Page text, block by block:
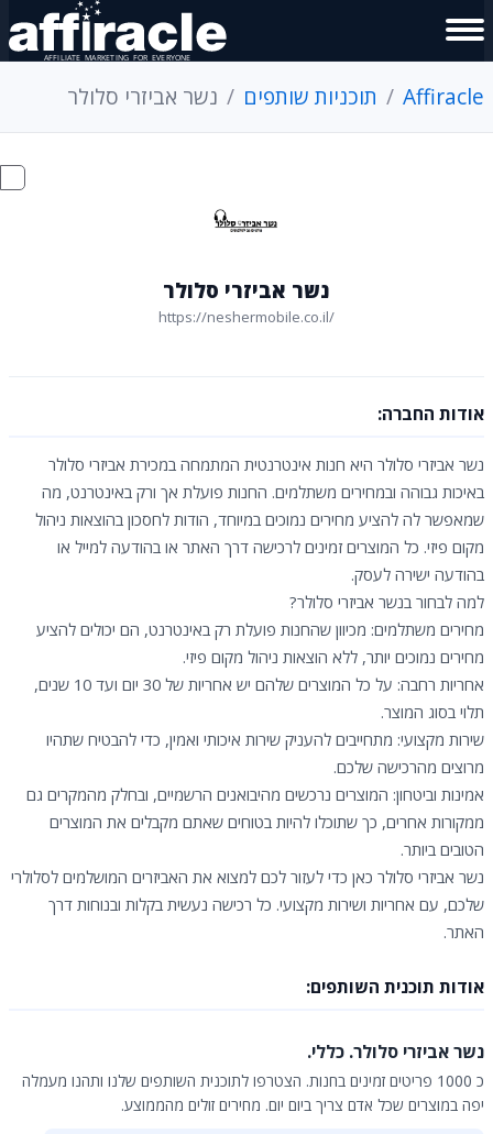
Affiracle תוכניות שותפים נשר אביזרי סלולר
נשר אביזרי סלולר
https://neshermobile.co.il/
אודות החברה:
נשר אביזרי סלולר היא חנות אינטרנטית המתמחה במכירת אביזרי סלולר
באיכות גבוהה ובמחירים משתלמים. החנות פועלת אך ורק באינטרנט, מה
שמאפשר לה להציע מחירים נמוכים במיוחד, הודות לחסכון בהוצאות ניהול
מקום פיזי. כל המוצרים זמינים לרכישה דרך האתר או בהודעה למייל או
בהודעה ישירה לעסק.
למה לבחור בנשר אביזרי סלולר?
מחירים משתלמים: מכיוון שהחנות פועלת רק באינטרנט, הם יכולים להציע
מחירים נמוכים יותר, ללא הוצאות ניהול מקום פיזי.
אחריות רחבה: על כל המוצרים שלהם יש אחריות של 30 יום ועד 10 שנים,
תלוי בסוג המוצר.
שירות מקצועי: מתחייבים להעניק שירות איכותי ואמין, כדי להבטיח שתהיו
מרוצים מהרכישה שלכם.
אמינות וביטחון: המוצרים נרכשים מהיבואנים הרשמיים, ובחלק מהמקרים גם
ממקורות אחרים, כך שתוכלו להיות בטוחים שאתם מקבלים את המוצרים
הטובים ביותר.
נשר אביזרי סלולר כאן כדי לעזור לכם למצוא את האביזרים המושלמים לסלולרי
שלכם, עם אחריות ושירות מקצועי. כל רכישה נעשית בקלות ובנוחות דרך
האתר.
אודות תוכנית השותפים:
נשר אביזרי סלולר. כללי.
כ 1000 פריטים זמינים בחנות. הצטרפו לתוכנית השותפים שלנו ותהנו מעמלה
יפה במוצרים שכל אדם צריך ביום יום. מחירים זולים מהממוצע.